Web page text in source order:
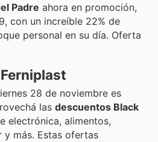
Padre ahora en promoción,
con un increíble 22% de
personal en su día. Oferta
28 de noviembre es
las descuentos Black
electrónica, alimentos,
más. Estas ofertas